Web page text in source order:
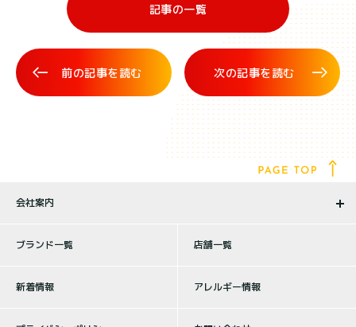
記事の一覧
次の記事を読む
前の記事を読む
会社案内
ブランド一覧 店舗一覧
新着情報 アレルギー情報